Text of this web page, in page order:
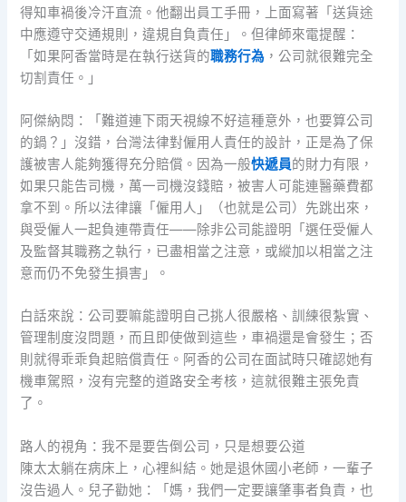
得知車禍後冷汗直流。他翻出員工手冊，上面寫著「送貨途
中應遵守交通規則，違規自負責任」。但律師來電提醒：
「如果阿香當時是在執行送貨的職務行為 ，公司就很難完全
切割責任。」
阿傑納悶：「難道連下雨天視線不好這種意外，也要算公司
的鍋？」沒錯，台灣法律對僱用人責任的設計，正是為了保
護被害人能夠獲得充分賠償。因為一般快遞員的財力有限，
如果只能告司機，萬一司機沒錢賠，被害人可能連醫藥費都
拿不到。所以法律讓「僱用人」（也就是公司）先跳出來，
與受僱人一起負連帶責任——除非公司能證明「選任受僱人
及監督其職務之執行，已盡相當之注意，或縱加以相當之注
意而仍不免發生損害」。
白話來說：公司要嘛能證明自己挑人很嚴格、訓練很紮實、
管理制度沒問題，而且即使做到這些，車禍還是會發生；否
則就得乖乖負起賠償責任。阿香的公司在面試時只確認她有
機車駕照，沒有完整的道路安全考核，這就很難主張免責
了。
路人的視角：我不是要告倒公司，只是想要公道
陳太太躺在病床上，心裡糾結。她是退休國小老師，一輩子
沒告過人。兒子勸她：「媽，我們一定要讓肇事者負責，也